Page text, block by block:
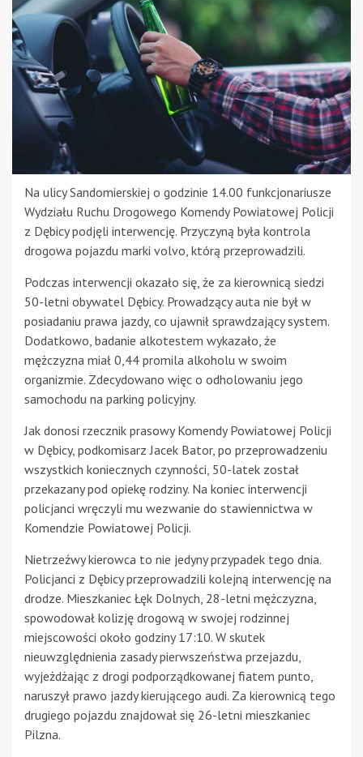
Na ulicy Sandomierskiej o godzinie 14.00 funkcjonariusze
Wydziału Ruchu Drogowego Komendy Powiatowej Policji
z Dębicy podjęli interwencję. Przyczyną była kontrola
drogowa pojazdu marki volvo, którą przeprowadzili.
Podczas interwencji okazało się, że za kierownicą siedzi
50-letni obywatel Dębicy. Prowadzący auta nie był w
posiadaniu prawa jazdy, co ujawnił sprawdzający system.
Dodatkowo, badanie alkotestem wykazało, że
mężczyzna miał 0,44 promila alkoholu w swoim
organizmie. Zdecydowano więc o odholowaniu jego
samochodu na parking policyjny.
Jak donosi rzecznik prasowy Komendy Powiatowej Policji
w Dębicy, podkomisarz Jacek Bator, po przeprowadzeniu
wszystkich koniecznych czynności, 50-latek został
przekazany pod opiekę rodziny. Na koniec interwencji
policjanci wręczyli mu wezwanie do stawiennictwa w
Komendzie Powiatowej Policji.
Nietrzeźwy kierowca to nie jedyny przypadek tego dnia.
Policjanci z Dębicy przeprowadzili kolejną interwencję na
drodze. Mieszkaniec Łęk Dolnych, 28-letni mężczyzna,
spowodował kolizję drogową w swojej rodzinnej
miejscowości około godziny 17:10. W skutek
nieuwzględnienia zasady pierwszeństwa przejazdu,
wyjeżdżając z drogi podporządkowanej fiatem punto,
naruszył prawo jazdy kierującego audi. Za kierownicą tego
drugiego pojazdu znajdował się 26-letni mieszkaniec
Pilzna.